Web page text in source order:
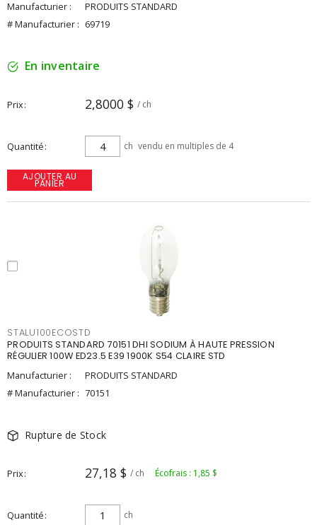
Manufacturier :
PRODUITS STANDARD
# Manufacturier : 69719
En inventaire
Prix 2,8000 $ / ch
Quantité ch vendu en multiples de 4
AJOUTER AU
PANIER
STALU100ECOSTD
PRODUITS STANDARD 70151 DHI SODIUM À HAUTE PRESSION
RÉGULIER 100W ED23.5 E39 1900K S54 CLAIRE STD
Manufacturier :
PRODUITS STANDARD
# Manufacturier : 70151
Rupture de Stock
Prix 27,18 $ / ch Écofrais : 1,85 $
Quantité ch